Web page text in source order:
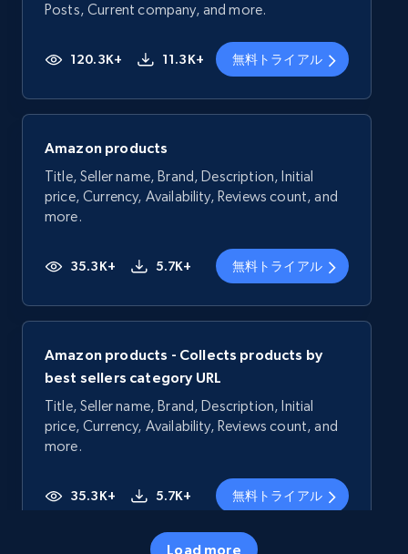
Posts, Current company, and more.
120.3K+ 11.3K+ 無料トライアル
Amazon products
Title, Seller name, Brand, Description, Initial
price, Currency, Availability, Reviews count, and
more.
35.3K+ 5.7K+ 無料トライアル
Amazon products - Collects products by
best sellers category URL
Title, Seller name, Brand, Description, Initial
price, Currency, Availability, Reviews count, and
more.
35.3K+ 5.7K+ 無料トライアル
Load more